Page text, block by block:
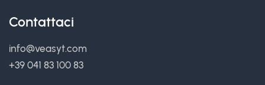
Contattaci
info@veasyt.com
+39 041 83 100 83